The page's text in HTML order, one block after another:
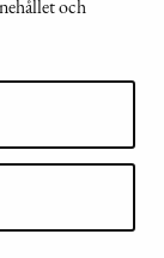
och
för